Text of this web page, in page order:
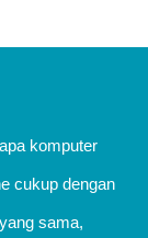
komputer
cukup dengan
sama,